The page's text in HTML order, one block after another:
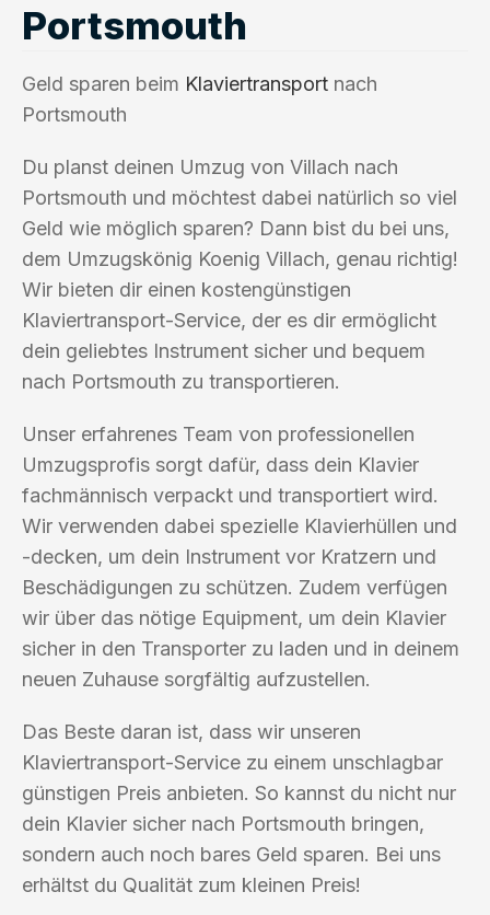
Portsmouth
Geld sparen beim Klaviertransport nach
Portsmouth
Du planst deinen Umzug von Villach nach
Portsmouth und möchtest dabei natürlich so viel
Geld wie möglich sparen? Dann bist du bei uns,
dem Umzugskönig Koenig Villach, genau richtig!
Wir bieten dir einen kostengünstigen
Klaviertransport-Service, der es dir ermöglicht
dein geliebtes Instrument sicher und bequem
nach Portsmouth zu transportieren.
Unser erfahrenes Team von professionellen
Umzugsprofis sorgt dafür, dass dein Klavier
fachmännisch verpackt und transportiert wird.
Wir verwenden dabei spezielle Klavierhüllen und
-decken, um dein Instrument vor Kratzern und
Beschädigungen zu schützen. Zudem verfügen
wir über das nötige Equipment, um dein Klavier
sicher in den Transporter zu laden und in deinem
neuen Zuhause sorgfältig aufzustellen.
Das Beste daran ist, dass wir unseren
Klaviertransport-Service zu einem unschlagbar
günstigen Preis anbieten. So kannst du nicht nur
dein Klavier sicher nach Portsmouth bringen,
sondern auch noch bares Geld sparen. Bei uns
erhältst du Qualität zum kleinen Preis!